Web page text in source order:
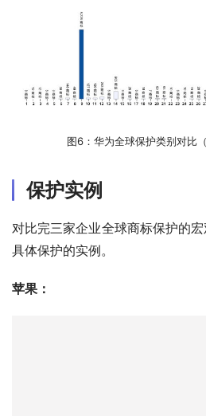
图6：华为全球保护类别对比
保护实例
对比完三家企业全球商标保护的
具体保护的实例。
苹果：